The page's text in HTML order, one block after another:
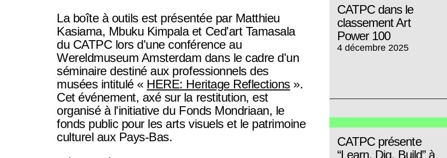
La boîte à outils est présentée par Matthieu
Kasiama, Mbuku Kimpala et Ced'art Tamasala
du CATPC lors d'une conférence au
Wereldmuseum Amsterdam dans le cadre d'un
séminaire destiné aux professionnels des
musées intitulé « HERE: Heritage Reflections».
Cet événement, axé sur la restitution, est
organisé à l'initiative du Fonds Mondriaan, le
fonds public pour les arts visuels et le patrimoine
culturel aux Pays-Bas.
CATPC dans le
classement Art
Power 100
4 décembre 2025
CATPC présente
“Learn, Dig, Build” à